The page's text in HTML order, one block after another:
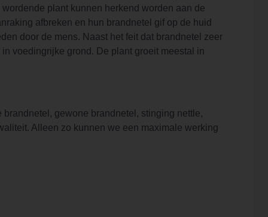
plant kunnen herkend worden aan de
afbreken en hun brandnetel gif op de huid
door de mens. Naast het feit dat brandnetel zeer
voedingrijke grond. De plant groeit meestal in
gewone brandnetel, stinging nettle,
Alleen zo kunnen we een maximale werking